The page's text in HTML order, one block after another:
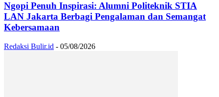
Ngopi Penuh Inspirasi: Alumni Politeknik STIA
LAN Jakarta Berbagi Pengalaman dan Semangat
Kebersamaan
Redaksi Bulir.id - 05/08/2026